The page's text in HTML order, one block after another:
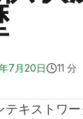
7月20日 11 分
キストワ